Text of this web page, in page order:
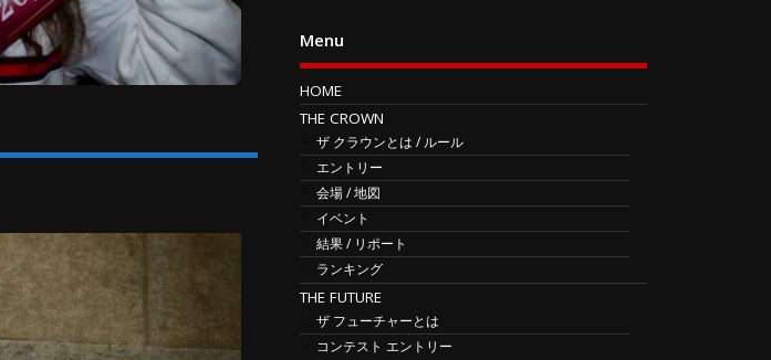
Menu
HOME
THE CROWN
ザ クラウンとは / ルール
エントリー
会場 / 地図
イベント
結果 / リポート
ランキング
THE FUTURE
ザ フューチャーとは
コンテスト エントリー